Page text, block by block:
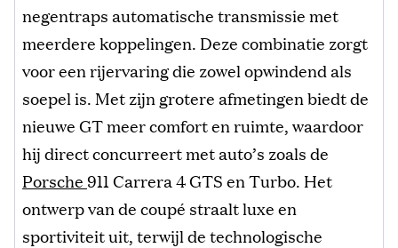
negentraps automatische transmissie met
meerdere koppelingen. Deze combinatie zorgt
voor een rijervaring die zowel opwindend als
soepel is. Met zijn grotere afmetingen biedt de
nieuwe GT meer comfort en ruimte, waardoor
hij direct concurreert met auto’s zoals de
Porsche 911 Carrera 4 GTS en Turbo. Het
ontwerp van de coupé straalt luxe en
sportiviteit uit, terwijl de technologische